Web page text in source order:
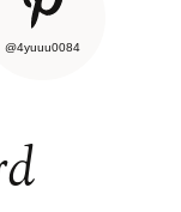
@4yuuu0084